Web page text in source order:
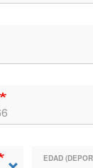
EDAD